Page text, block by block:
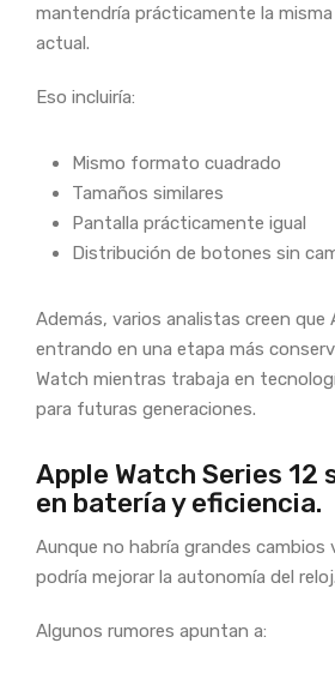
mantendría prácticamente la
actual.
Eso incluiría:
Mismo formato cuadrado
Tamaños similares
Pantalla prácticamente igual
Distribución de botones sin
Además, varios analistas creen que
entrando en una etapa más
Watch mientras trabaja en
para futuras generaciones.
Apple Watch Series 12
en batería y eficiencia.
Aunque no habría grandes cambios
podría mejorar la autonomía del reloj.
Algunos rumores apuntan a: